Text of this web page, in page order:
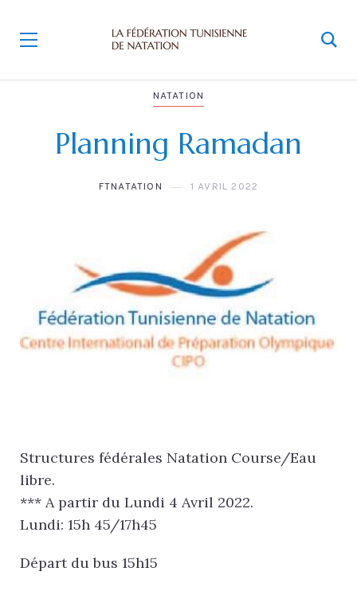
NATATION
Planning Ramadan
FTNATATION 1 AVRIL 2022
Structures fédérales Natation Course/Eau
libre.
*** A partir du Lundi 4 Avril 2022.
Lundi: 15h 45/17h45
Départ du bus 15h15